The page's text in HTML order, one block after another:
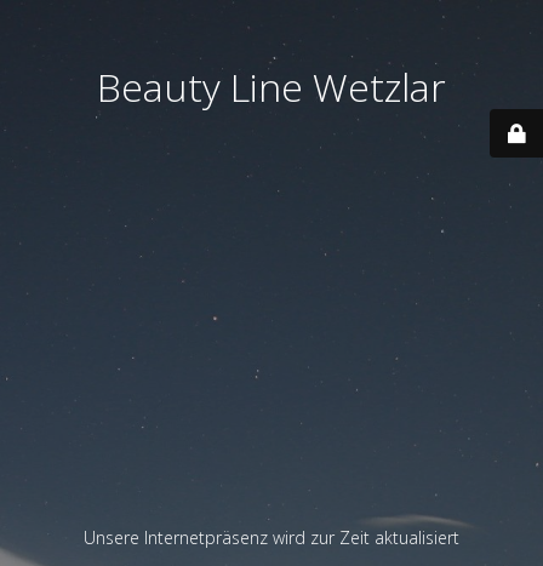
Beauty Line Wetzlar
Unsere Internetpräsenz wird zur Zeit aktualisiert